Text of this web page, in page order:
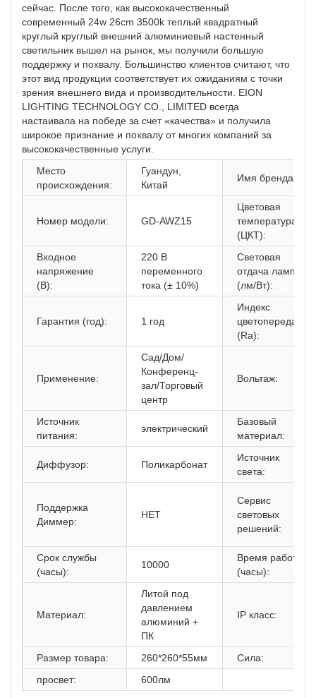
сейчас. После того, как высококачественный
современный 24w 26cm 3500k теплый квадратный
круглый круглый внешний алюминиевый настенный
светильник вышел на рынок, мы получили большую
поддержку и похвалу. Большинство клиентов считают, что
этот вид продукции соответствует их ожиданиям с точки
зрения внешнего вида и производительности. EION
LIGHTING TECHNOLOGY CO., LIMITED всегда
настаивала на победе за счет «качества» и получила
широкое признание и похвалу от многих компаний за
высококачественные услуги.
Место
происхождения:
Гуандун,
Китай
Имя бренда:
Номер модели: GD-AWZ15
Цветовая
температура
(ЦКТ):
Входное
напряжение
(В):
220 В
переменного
тока (± 10%)
Световая
отдача лампы
(лм/Вт):
Гарантия (год): 1 год
Индекс
цветопередачи
(Ra):
Применение:
Сад/Дом/
Конференц-
зал/Торговый
центр
Вольтаж:
Источник
питания:
электрический
Базовый
материал:
Диффузор: Поликарбонат
Источник
света:
Поддержка
Диммер:
НЕТ
Сервис
световых
решений:
Срок службы
(часы):
10000
Время работы
(часы):
Материал:
Литой под
давлением
алюминий +
ПК
IP класс:
Размер товара: 260*260*55мм
Сила:
просвет:
600лм